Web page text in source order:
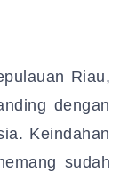
Riau,
dengan
Keindahan
sudah